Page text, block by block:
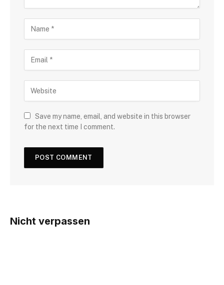
Save my name, email, and website in this browser
for the next time I comment.
Nicht verpassen